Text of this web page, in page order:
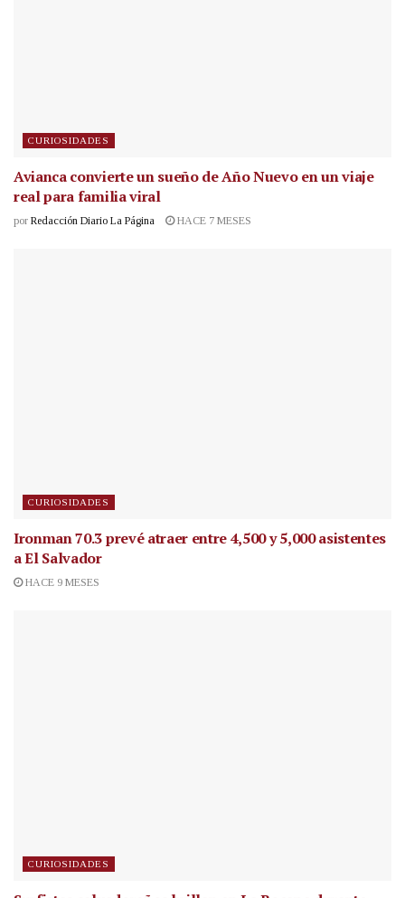
CURIOSIDADES
Avianca convierte un sueño de Año Nuevo en un viaje
real para familia viral
por Redacción Diario La Página HACE 7 MESES
CURIOSIDADES
Ironman 70.3 prevé atraer entre 4,500 y 5,000 asistentes
a El Salvador
HACE 9 MESES
CURIOSIDADES